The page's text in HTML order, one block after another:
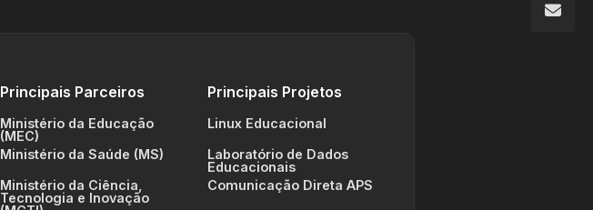
Principais Parceiros
Ministério da Educação
(MEC)
Ministério da Saúde (MS)
Ministério da Ciência,
Tecnologia e Inovação
Principais Projetos
Linux Educacional
Laboratório de Dados
Educacionais
Comunicação Direta APS